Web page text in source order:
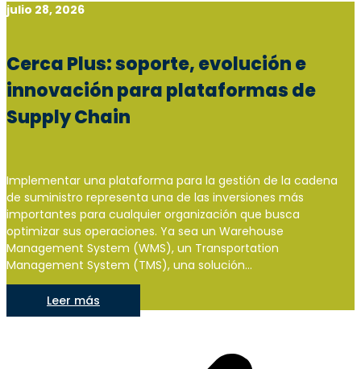
julio 28, 2026
Cerca Plus: soporte, evolución e
innovación para plataformas de
Supply Chain
Implementar una plataforma para la gestión de la cadena
de suministro representa una de las inversiones más
importantes para cualquier organización que busca
optimizar sus operaciones. Ya sea un Warehouse
Management System (WMS), un Transportation
Management System (TMS), una solución...
Leer más